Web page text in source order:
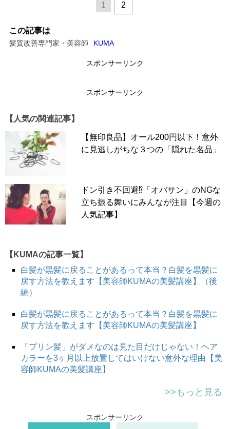
1 2
この記事は
髪質改善専門家・美容師 KUMA
スポンサーリンク
スポンサーリンク
【人気の関連記事】
【無印良品】オール200円以下！意外
に見逃しがちな３つの「隠れた名品」
ドン引き不回避⁉「オバサン」のNGな
立ち振る舞いにみんなが注目【今週の
人気記事】
【KUMAの記事一覧】
白髪が黒髪に戻ることがあるって本当？白髪を黒髪に
戻す方法を教えます【美容師KUMAの美髪講座】（後
編）
白髪が黒髪に戻ることがあるって本当？白髪を黒髪に
戻す方法を教えます【美容師KUMAの美髪講座】
「プリン髪」がダメなのは見た目だけじゃない！ヘア
カラーを3ヶ月以上放置してはいけない意外な理由【美
容師KUMAの美髪講座】
>>もっと見る
スポンサーリンク